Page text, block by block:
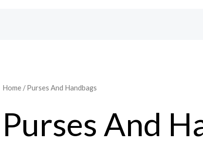
Home/ Purses And Handbags
Purses And